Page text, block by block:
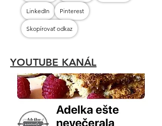
LinkedIn Pinterest
Skopírovať odkaz
YOUTUBE KANÁL